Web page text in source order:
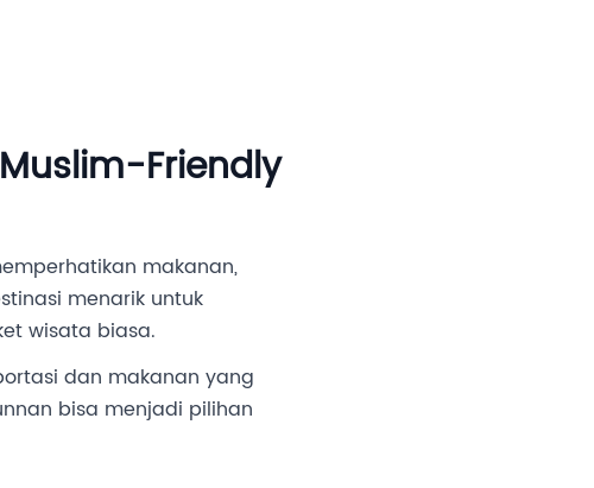
Friendly
makanan,
menarik untuk
wisata biasa.
dan makanan yang
bisa menjadi pilihan